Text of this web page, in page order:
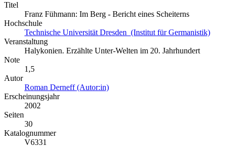
Titel
Franz Fühmann: Im Berg - Bericht eines Scheiterns
Hochschule
Technische Universität Dresden (Institut für Germanistik)
Veranstaltung
Halykonien. Erzählte Unter-Welten im 20. Jahrhundert
Note
1,5
Autor
Roman Derneff (Autor:in)
Erscheinungsjahr
2002
Seiten
30
Katalognummer
V6331